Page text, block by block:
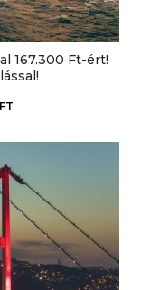
167.300 Ft-ért!